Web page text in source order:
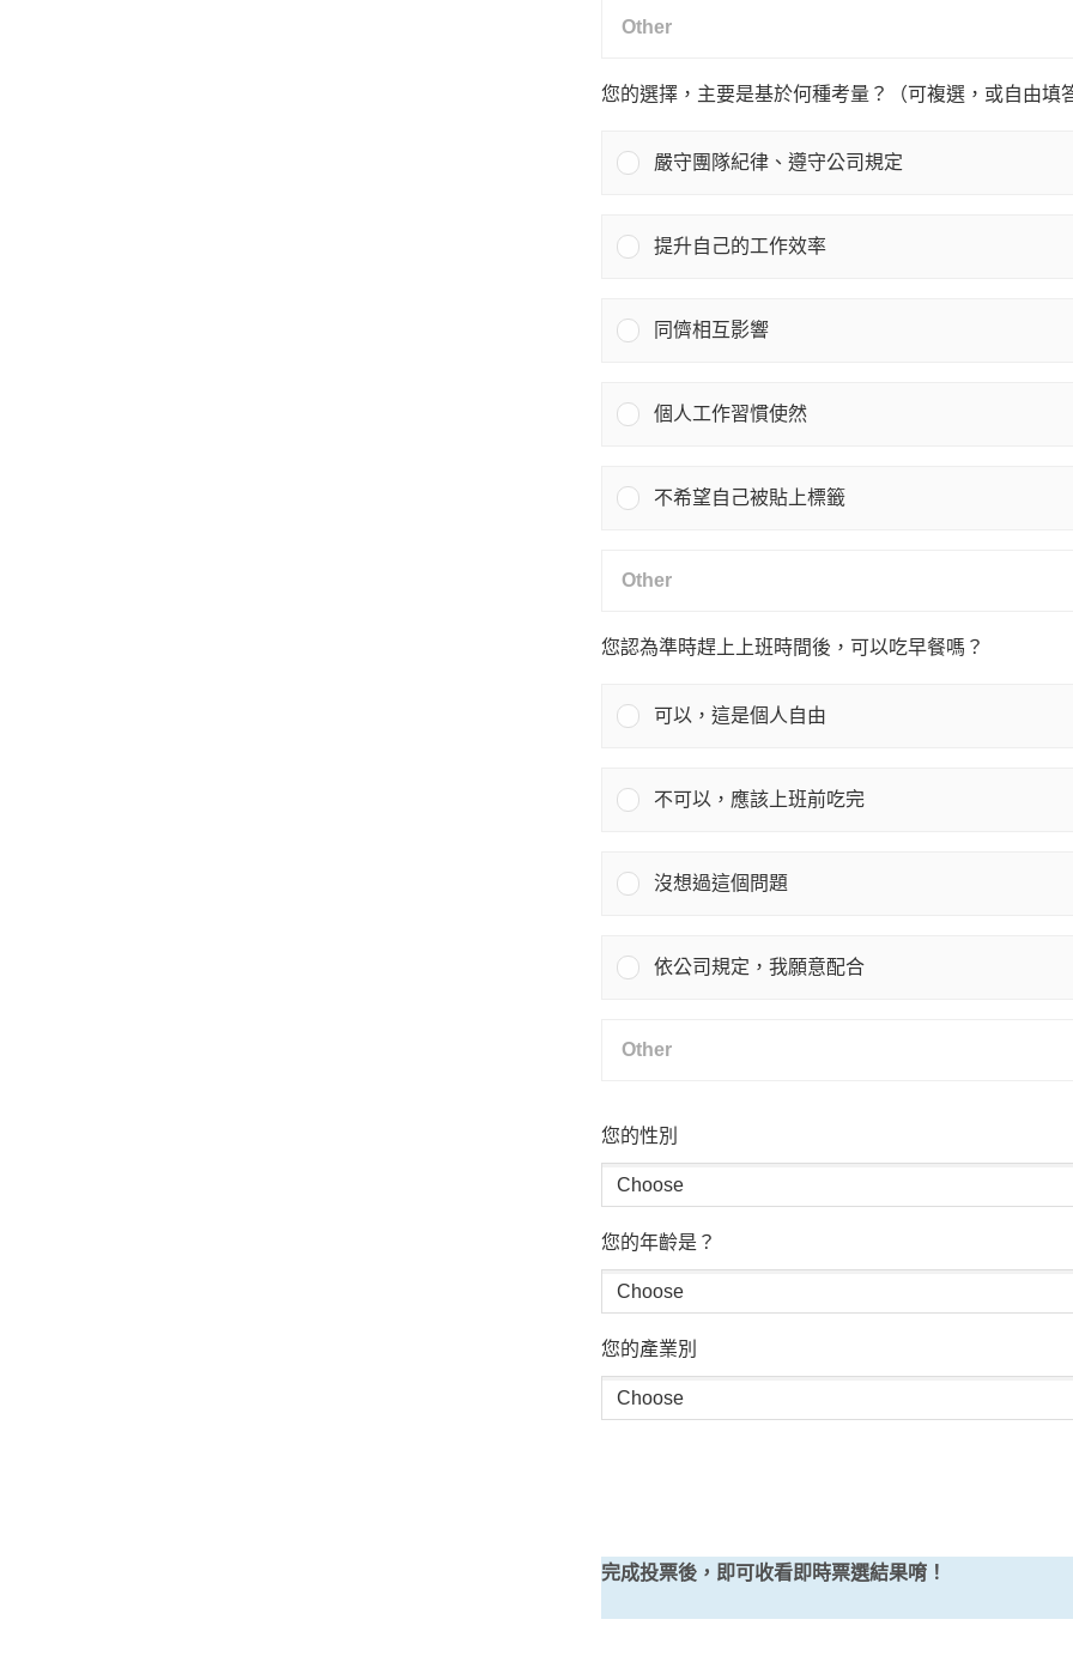
您的選擇，主要是基於何種考量？（可複選，或自由填
嚴守團隊紀律、遵守公司規定
提升自己的工作效率
同儕相互影響
個人工作習慣使然
不希望自己被貼上標籤
您認為準時趕上上班時間後，可以吃早餐嗎？
可以，這是個人自由
不可以，應該上班前吃完
沒想過這個問題
依公司規定，我願意配合
您的性別
您的年齡是？
您的產業別
完成投票後，即可收看即時票選結果唷！